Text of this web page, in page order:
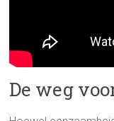
De weg